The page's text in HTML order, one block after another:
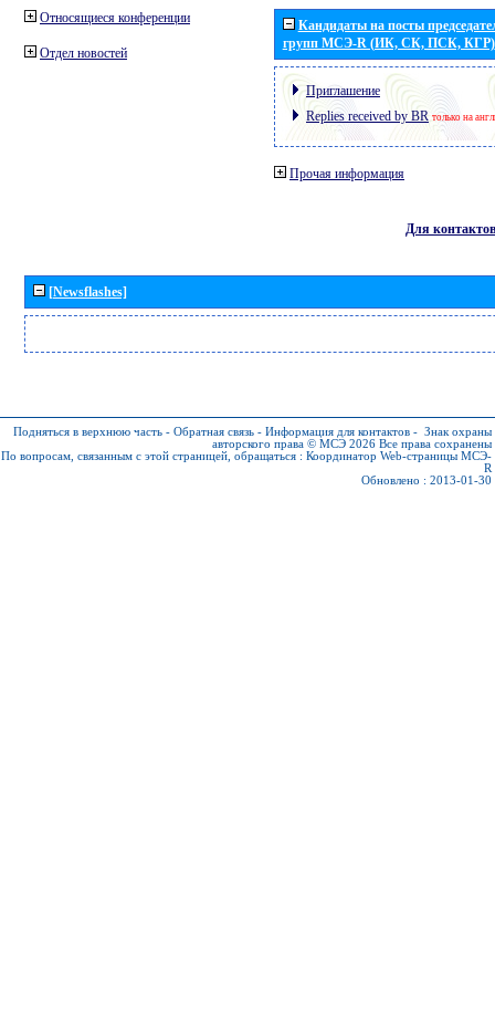
Относящиеся конференции
Отдел новостей
Кандидаты на посты
групп МСЭ-R (ИК, СК, ПСК, КГР)
Приглашение
Replies received by BR только на
Прочая информация
Для контактов
[Newsflashes]
Подняться в верхнюю часть - Обратная связь - Информация для контактов - Знак охраны
авторского права © МСЭ 2026 Все права сохранены
По вопросам, связанным с этой страницей, обращаться : Координатор Web-страницы МСЭ-
R
Обновлено : 2013-01-30